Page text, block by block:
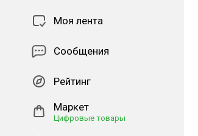
Моя лента
Сообщения
Рейтинг
Маркет
Цифровые товары